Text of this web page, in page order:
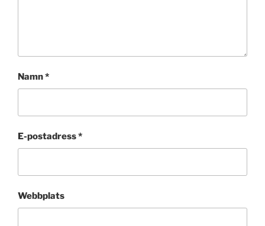
Namn*
E-postadress*
Webbplats